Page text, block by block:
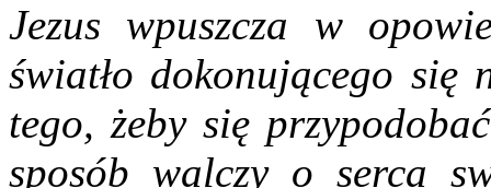
Jezus wpuszcza w
światło dokonującego
tego, żeby się
sposób walczy o serca